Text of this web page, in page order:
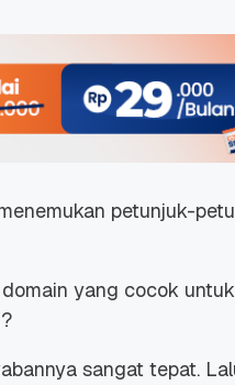
petunjuk-
yang cocok untuk
sangat tepat.